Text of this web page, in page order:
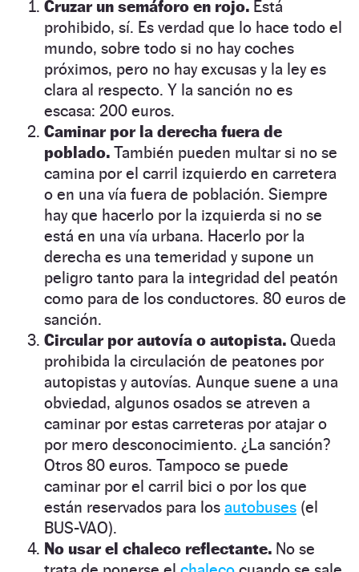
Cruzar un semáforo en rojo. Está
prohibido, sí. Es verdad que lo hace todo el
mundo, sobre todo si no hay coches
próximos, pero no hay excusas y la ley es
clara al respecto. Y la sanción no es
escasa: 200 euros.
Caminar por la derecha fuera de
poblado. También pueden multar si no se
camina por el carril izquierdo en carretera
o en una vía fuera de población. Siempre
hay que hacerlo por la izquierda si no se
está en una vía urbana. Hacerlo por la
derecha es una temeridad y supone un
peligro tanto para la integridad del peatón
como para de los conductores. 80 euros de
sanción.
Circular por autovía o autopista. Queda
prohibida la circulación de peatones por
autopistas y autovías. Aunque suene a una
obviedad, algunos osados se atreven a
caminar por estas carreteras por atajar o
por mero desconocimiento. ¿La sanción?
Otros 80 euros. Tampoco se puede
caminar por el carril bici o por los que
están reservados para los autobuses (el
BUS-VAO).
No usar el chaleco reflectante. No se